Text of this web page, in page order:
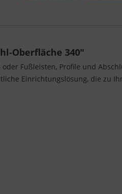
Oberfläche 340"
Fußleisten, Profile und
Einrichtungslösung, die zu